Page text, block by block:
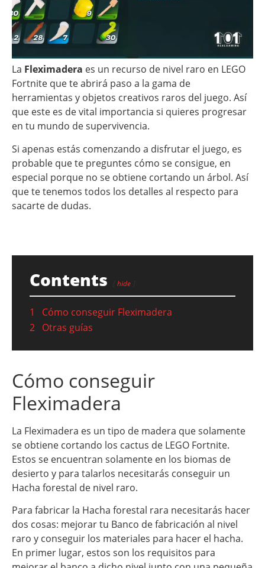
La Fleximadera es un recurso de nivel raro en LEGO
Fortnite que te abrirá paso a la gama de
herramientas y objetos creativos raros del juego. Así
que este es de vital importancia si quieres progresar
en tu mundo de supervivencia.
Si apenas estás comenzando a disfrutar el juego, es
probable que te preguntes cómo se consigue, en
especial porque no se obtiene cortando un árbol. Así
que te tenemos todos los detalles al respecto para
sacarte de dudas.
Contents hide
1
Cómo conseguir Fleximadera
2 Otras guías
Cómo conseguir
Fleximadera
La Fleximadera es un tipo de madera que solamente
se obtiene cortando los cactus de LEGO Fortnite.
Estos se encuentran solamente en los biomas de
desierto y para talarlos necesitarás conseguir un
Hacha forestal de nivel raro.
Para fabricar la Hacha forestal rara necesitarás hacer
dos cosas: mejorar tu Banco de fabricación al nivel
raro y conseguir los materiales para hacer el hacha.
En primer lugar, estos son los requisitos para